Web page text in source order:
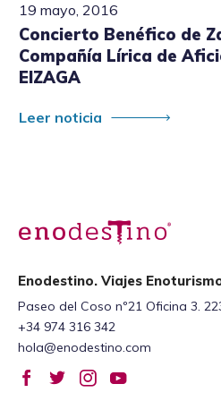
19 mayo, 2016
Concierto Benéfico de
Compañía Lírica de
EIZAGA
Leer noticia
Enodestino. Viajes
Paseo del Coso nº21 Oficina 3.
+34 974 316 342
hola@enodestino.com